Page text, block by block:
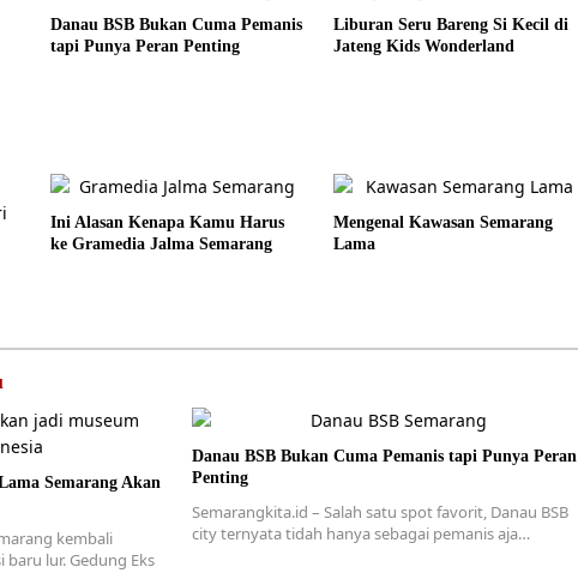
Danau BSB Bukan Cuma Pemanis
tapi Punya Peran Penting
Liburan Seru Bareng Si Kecil di
Jateng Kids Wonderland
Ini Alasan Kenapa Kamu Harus
ke Gramedia Jalma Semarang
Mengenal Kawasan Semarang
Lama
Semarang Akan
kembali
lur. Gedung Eks
Danau BSB Bukan Cuma Pemanis tapi Punya Peran
Penting
Semarangkita.id – Salah satu spot favorit, Danau BSB
city ternyata tidah hanya sebagai pemanis aja…